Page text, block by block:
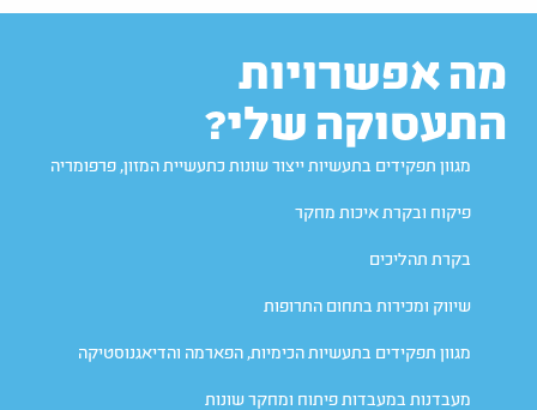
מה אפשרויות
התעסוקה שלי?
מגוון תפקידים בתעשיות ייצור שונות כתעשיית המזון, פרפומריה
פיקוח ובקרת איכות מחקר
בקרת תהליכים
שיווק ומכירות בתחום התרופות
מגוון תפקידים בתעשיות הכימיות, הפארמה והדיאגנוסטיקה
מעבדנות במעבדות פיתוח ומחקר שונות